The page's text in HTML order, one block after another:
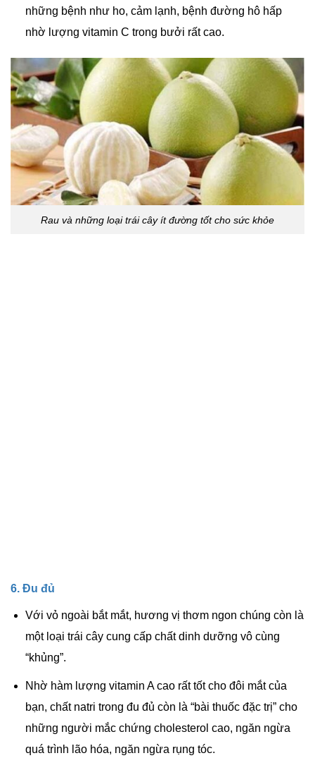
những bệnh như ho, cảm lạnh, bệnh đường hô hấp
nhờ lượng vitamin C trong bưởi rất cao.
Rau và những loại trái cây ít đường tốt cho sức khỏe
6. Đu đủ
Với vỏ ngoài bắt mắt, hương vị thơm ngon chúng còn là
một loại trái cây cung cấp chất dinh dưỡng vô cùng
“khủng”.
Nhờ hàm lượng vitamin A cao rất tốt cho đôi mắt của
bạn, chất natri trong đu đủ còn là “bài thuốc đặc trị” cho
những người mắc chứng cholesterol cao, ngăn ngừa
quá trình lão hóa, ngăn ngừa rụng tóc.